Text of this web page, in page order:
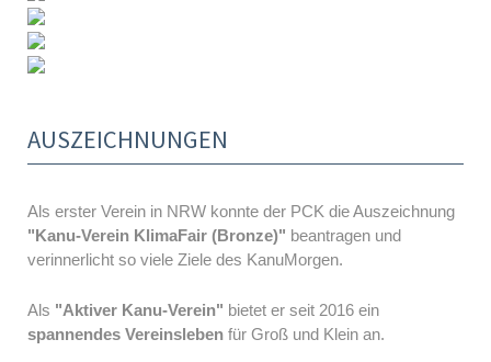
AUSZEICHNUNGEN
Als erster Verein in NRW konnte der PCK die Auszeichnung
"Kanu-Verein KlimaFair (Bronze)" beantragen und
verinnerlicht so viele Ziele des KanuMorgen.
Als "Aktiver Kanu-Verein" bietet er seit 2016 ein
spannendes Vereinslebenfür Groß und Klein an.